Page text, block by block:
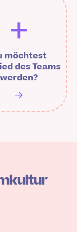
+
möchtest
des Teams
werden?